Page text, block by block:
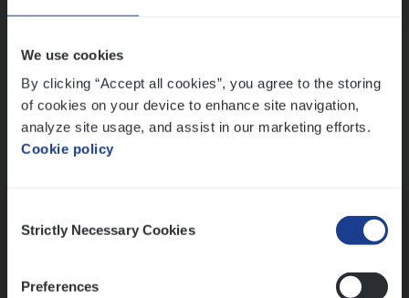
We use cookies
By clicking “Accept all cookies”, you agree to the storing
of cookies on your device to enhance site navigation,
analyze site usage, and assist in our marketing efforts.
Cookie policy
Selection
Strictly Necessary Cookies
Preferences